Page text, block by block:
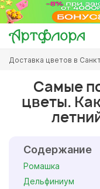
Перейти
основному
содержанию
Вы
здесь
Доставка цветов в
Самые
цветы.
Содержание
Ромашка
Дельфиниум